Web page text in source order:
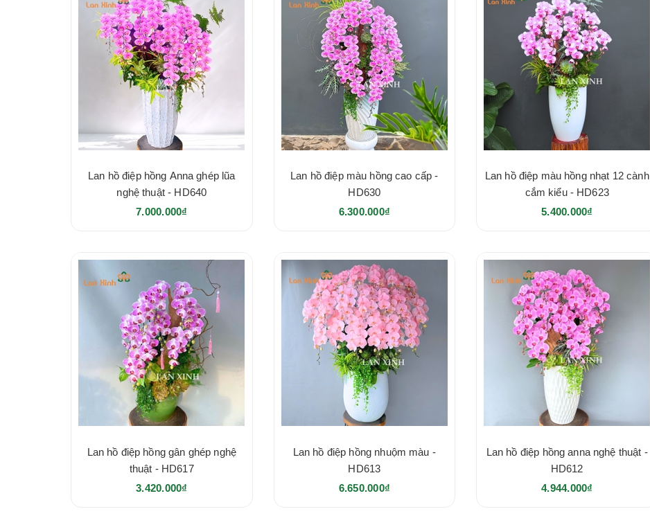
Lan hồ điệp hồng Anna ghép lũa
nghệ thuật - HD640
7.000.000₫
Lan hồ điệp màu hồng cao cấp -
HD630
6.300.000₫
Lan hồ điệp màu hồng nhạt 12 cành
cắm kiểu - HD623
5.400.000₫
Lan hồ điệp hồng gân ghép nghệ
thuật - HD617
3.420.000₫
Lan hồ điệp hồng nhuộm màu -
HD613
6.650.000₫
Lan hồ điệp hồng anna nghệ thuật -
HD612
4.944.000₫